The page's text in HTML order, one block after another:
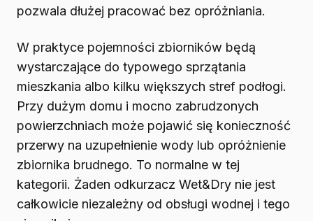
pozwala dłużej pracować bez opróżniania.
W praktyce pojemności zbiorników będą
wystarczające do typowego sprzątania
mieszkania albo kilku większych stref podłogi.
Przy dużym domu i mocno zabrudzonych
powierzchniach może pojawić się konieczność
przerwy na uzupełnienie wody lub opróżnienie
zbiornika brudnego. To normalne w tej
kategorii. Żaden odkurzacz Wet&Dry nie jest
całkowicie niezależny od obsługi wodnej i tego